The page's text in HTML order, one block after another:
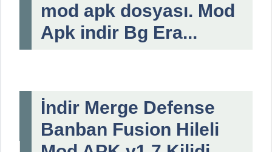
mod apk dosyası. Mod
Apk indir Bg Era...
İndir Merge Defense
Banban Fusion Hileli